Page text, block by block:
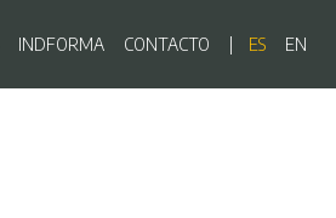
INDFORMA CONTACTO ES EN